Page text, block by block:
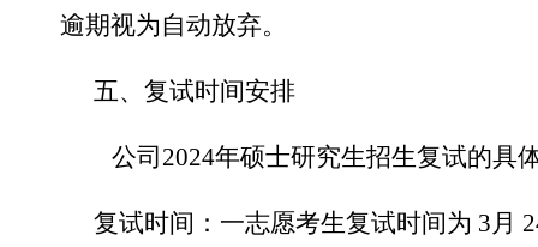
逾期视为自动放弃。
五、复试时间安排
公司 2024年硕士研究生招生复试的具
复试时间：一志愿考生复试时间为 3月